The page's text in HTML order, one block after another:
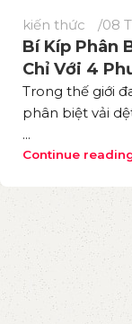
kiến thức 08
Bí Kíp Phân
Chỉ Với 4
Trong thế giới
phân biệt vải
...
Continue